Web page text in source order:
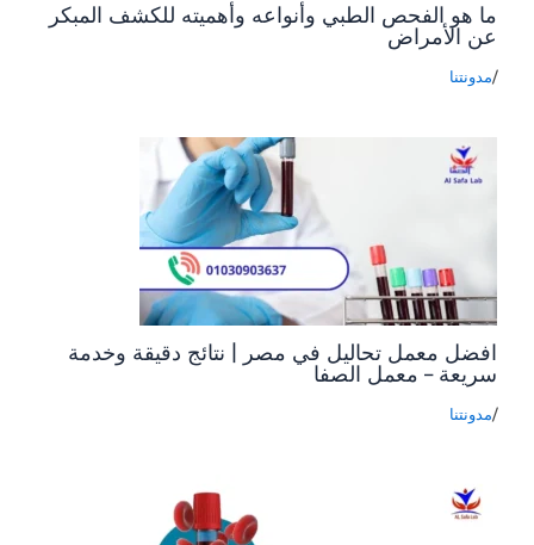
ما هو الفحص الطبي وأنواعه وأهميته للكشف المبكر
عن الأمراض
/مدونتنا
افضل معمل تحاليل في مصر | نتائج دقيقة وخدمة
سريعة – معمل الصفا
/مدونتنا